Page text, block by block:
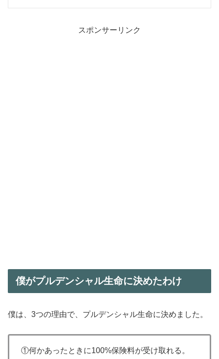
スポンサーリンク
僕がプルデンシャル生命に決めたわけ
僕は、3つの理由で、プルデンシャル生命に決めました。
①何かあったときに100%保険料が受け取れる。